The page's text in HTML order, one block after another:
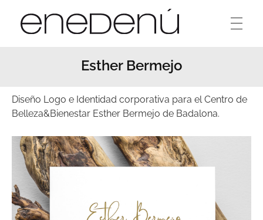
Esther Bermejo
Diseño Logo e Identidad corporativa para el Centro de
Belleza&Bienestar Esther Bermejo de Badalona.